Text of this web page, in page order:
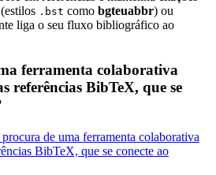
(estilos .bst como bgteuabbr) ou
liga o seu fluxo bibliográfico ao
ferramenta colaborativa
referências BibTeX, que se
de uma ferramenta colaborativa
BibTeX, que se conecte ao